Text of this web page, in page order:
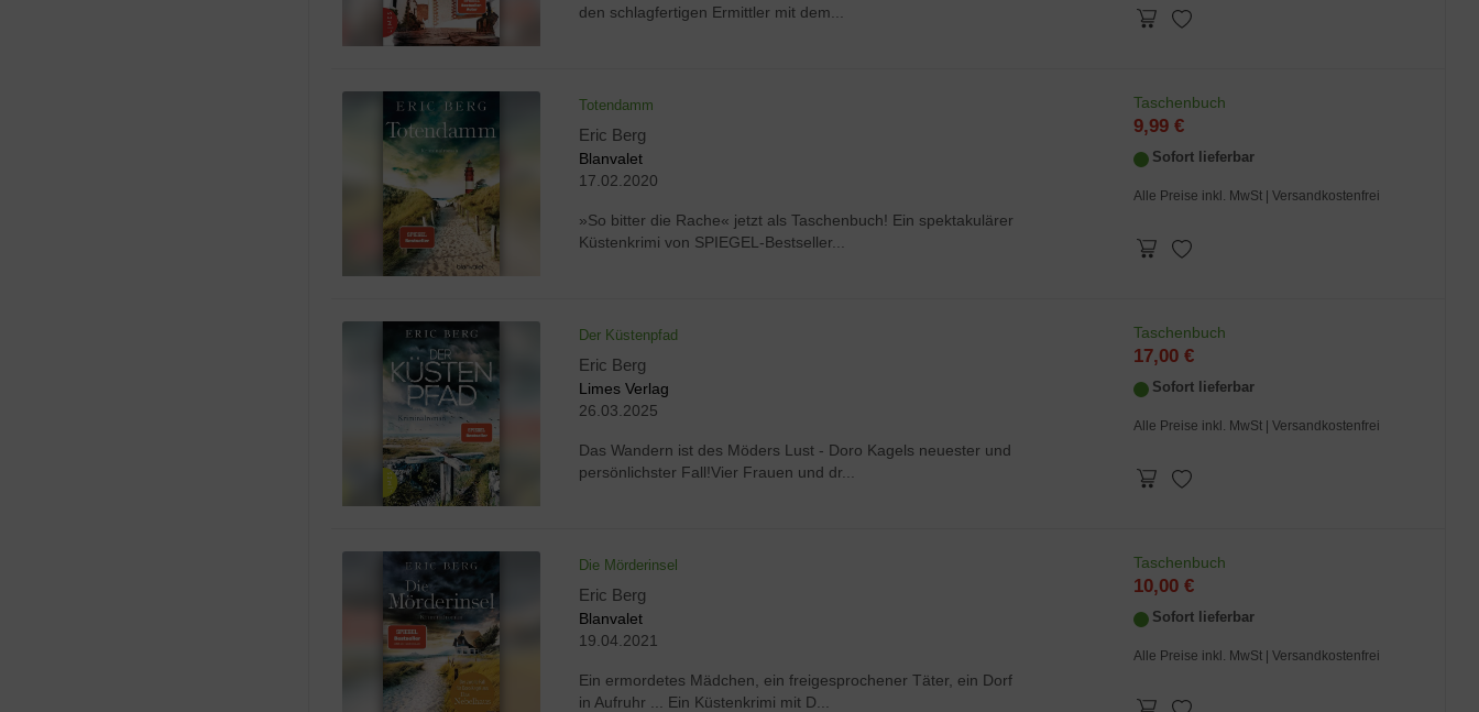
den schlagfertigen Ermittler mit dem...
Totendamm
Eric Berg
Blanvalet
17.02.2020
»So bitter die Rache« jetzt als Taschenbuch! Ein spektakulärer
Küstenkrimi von SPIEGEL-Bestseller...
Taschenbuch
9,99 €
Sofort lieferbar
Alle Preise inkl. MwSt | Versandkostenfrei
Der Küstenpfad
Eric Berg
Limes Verlag
26.03.2025
Das Wandern ist des Möders Lust - Doro Kagels neuester und
persönlichster Fall!Vier Frauen und dr...
Taschenbuch
17,00 €
Sofort lieferbar
Alle Preise inkl. MwSt | Versandkostenfrei
Die Mörderinsel
Eric Berg
Blanvalet
19.04.2021
Ein ermordetes Mädchen, ein freigesprochener Täter, ein Dorf
in Aufruhr ... Ein Küstenkrimi mit D...
Taschenbuch
10,00 €
Sofort lieferbar
Alle Preise inkl. MwSt | Versandkostenfrei